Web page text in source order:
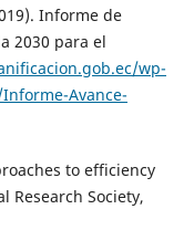
Informe de
2030 para el
wp-
Avance-
to efficiency
Research Society,